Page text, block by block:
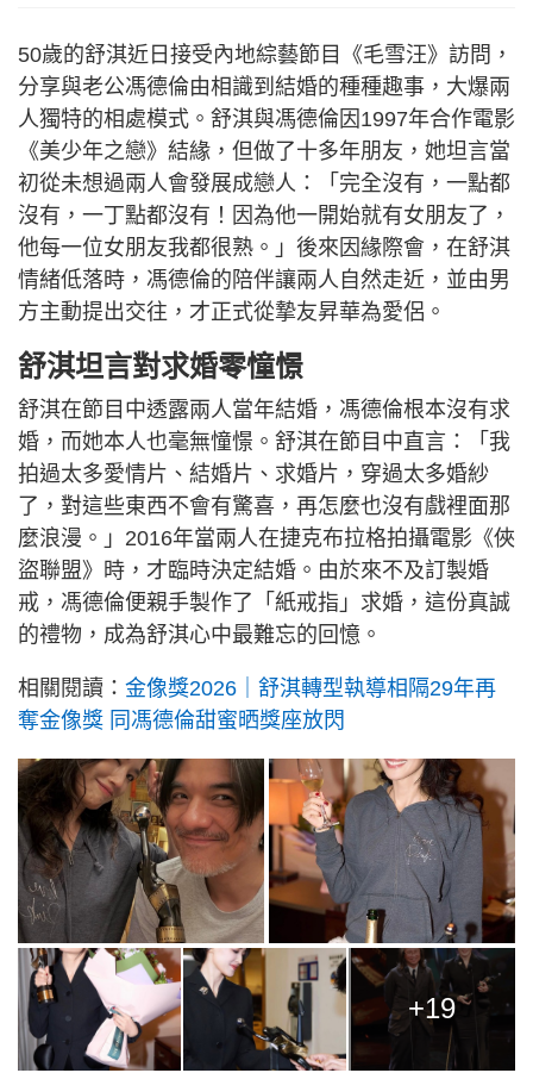
50歲的舒淇近日接受內地綜藝節目《毛雪汪》訪問，
分享與老公馮德倫由相識到結婚的種種趣事，大爆兩
人獨特的相處模式。舒淇與馮德倫因1997年合作電影
《美少年之戀》結緣，但做了十多年朋友，她坦言當
初從未想過兩人會發展成戀人：「完全沒有，一點都
沒有，一丁點都沒有！因為他一開始就有女朋友了，
他每一位女朋友我都很熟。」後來因緣際會，在舒淇
情緒低落時，馮德倫的陪伴讓兩人自然走近，並由男
方主動提出交往，才正式從摯友昇華為愛侶。
舒淇坦言對求婚零憧憬
舒淇在節目中透露兩人當年結婚，馮德倫根本沒有求
婚，而她本人也毫無憧憬。舒淇在節目中直言：「我
拍過太多愛情片、結婚片、求婚片，穿過太多婚紗
了，對這些東西不會有驚喜，再怎麼也沒有戲裡面那
麼浪漫。」2016年當兩人在捷克布拉格拍攝電影《俠
盜聯盟》時，才臨時決定結婚。由於來不及訂製婚
戒，馮德倫便親手製作了「紙戒指」求婚，這份真誠
的禮物，成為舒淇心中最難忘的回憶。
相關閱讀： 金像獎2026｜舒淇轉型執導相隔29年再
奪金像獎 同馮德倫甜蜜晒獎座放閃
+19